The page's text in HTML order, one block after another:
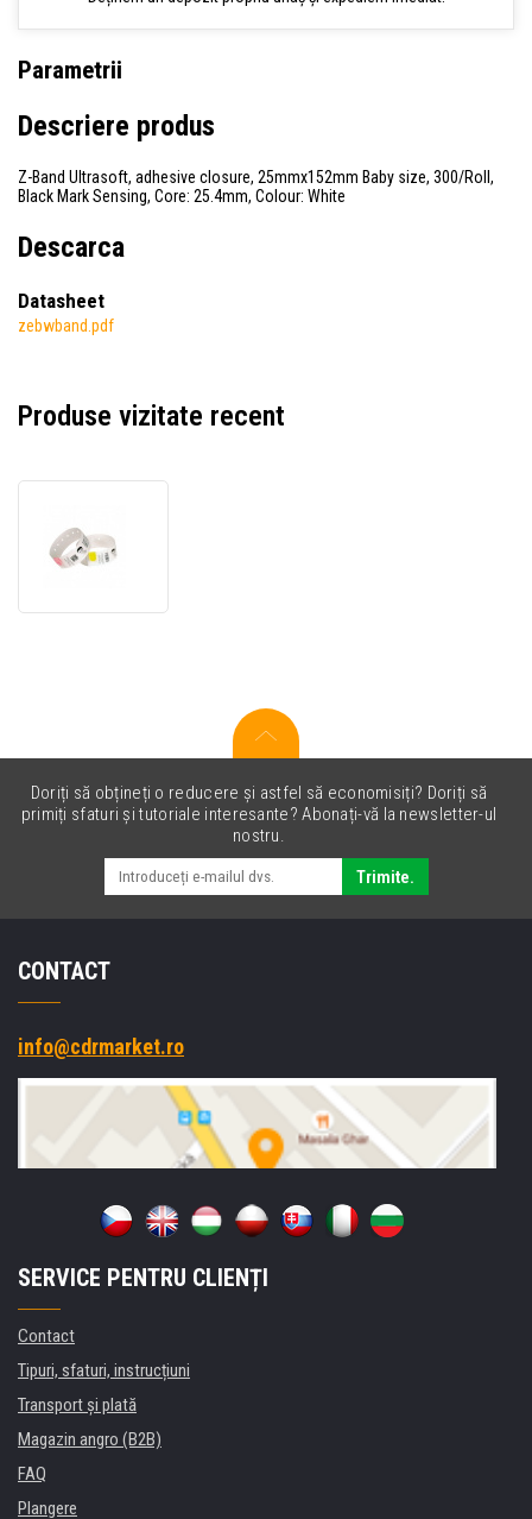
Parametrii
Descriere produs
Z-Band Ultrasoft, adhesive closure, 25mmx152mm Baby size, 300/Roll,
Black Mark Sensing, Core: 25.4mm, Colour: White
Descarca
Datasheet
zebwband.pdf
Produse vizitate recent
Ultrasoft
Doriți să obțineți o reducere și astfel să economisiți? Doriți să
primiți sfaturi și tutoriale interesante? Abonați-vă la newsletter-ul
nostru.
Trimite.
CONTACT
info@cdrmarket.ro
SERVICE PENTRU CLIENȚI
Contact
Tipuri, sfaturi, instrucțiuni
Transport şi plată
Magazin angro (B2B)
FAQ
Plangere